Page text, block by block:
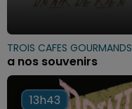
TROIS CAFES GOURMANDS
a nos souvenirs
13h43
13h43